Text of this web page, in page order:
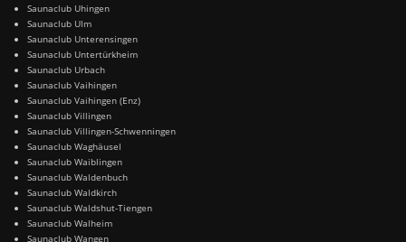
Saunaclub Uhingen
Saunaclub Ulm
Saunaclub Unterensingen
Saunaclub Untertürkheim
Saunaclub Urbach
Saunaclub Vaihingen
Saunaclub Vaihingen (Enz)
Saunaclub Villingen
Saunaclub Villingen-Schwenningen
Saunaclub Waghäusel
Saunaclub Waiblingen
Saunaclub Waldenbuch
Saunaclub Waldkirch
Saunaclub Waldshut-Tiengen
Saunaclub Walheim
Saunaclub Wangen